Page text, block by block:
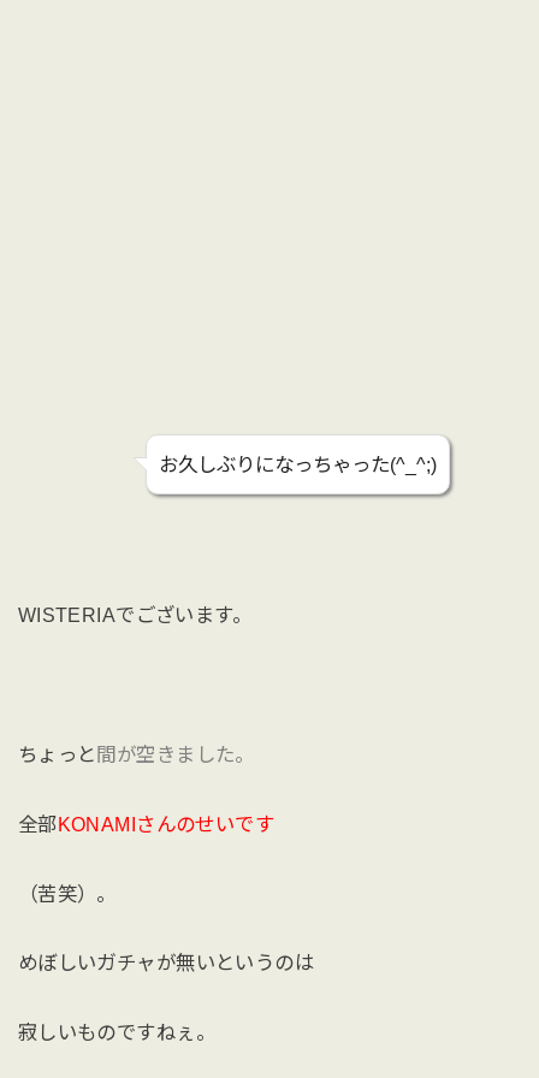
お久しぶりになっちゃった(^_^;)
WISTERIAでございます。
ちょっと 間が空きました。
全部KONAMIさんのせいです
（苦笑）。
めぼしいガチャが無いというのは
寂しいものですねぇ。